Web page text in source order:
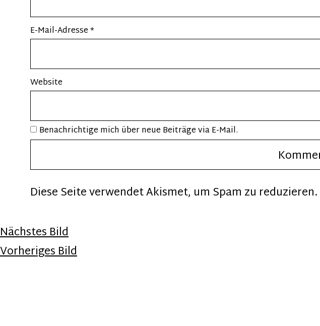
E-Mail-Adresse*
Website
Benachrichtige mich über neue Beiträge via E-Mail.
Diese Seite verwendet Akismet, um Spam zu reduzieren.
Nächstes Bild
Vorheriges Bild